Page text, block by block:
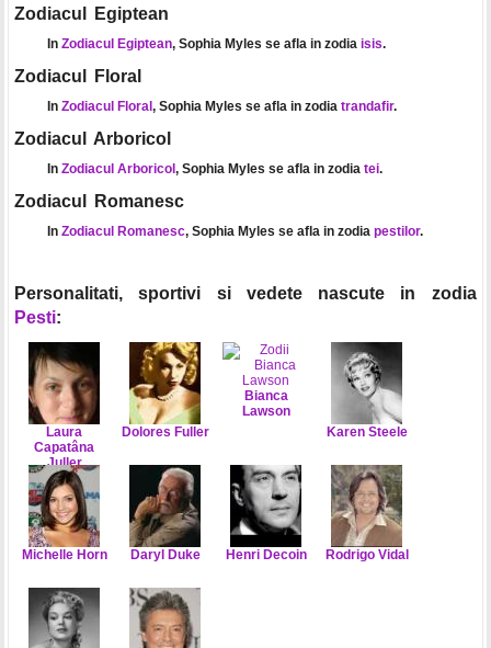
Zodiacul Egiptean
In Zodiacul Egiptean, Sophia Myles se afla in zodia isis.
Zodiacul Floral
In Zodiacul Floral , Sophia Myles se afla in zodia trandafir.
Zodiacul Arboricol
In Zodiacul Arboricol , Sophia Myles se afla in zodia tei.
Zodiacul Romanesc
In Zodiacul Romanesc, Sophia Myles se afla in zodia pestilor.
Personalitati, sportivi si vedete nascute in zodia
Pesti:
Laura
Capatâna
Juller
Dolores Fuller
Bianca
Lawson
Karen Steele
Michelle Horn Daryl Duke Henri Decoin Rodrigo Vidal